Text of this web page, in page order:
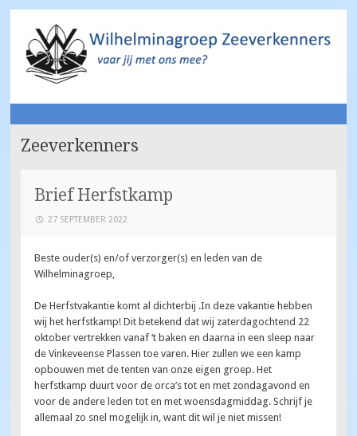
Wilhelminagroep
Zeeverkenners
NAAR
DE
Zeeverkenners
Brief Herfstkamp
27 SEPTEMBER 2022
Beste ouder(s) en/of verzorger(s) en leden van de
Wilhelminagroep,
De Herfstvakantie komt al dichterbij .In deze vakantie hebben
wij het herfstkamp! Dit betekend dat wij zaterdagochtend 22
oktober vertrekken vanaf ‘t baken en daarna in een sleep naar
de Vinkeveense Plassen toe varen. Hier zullen we een kamp
opbouwen met de tenten van onze eigen groep. Het
herfstkamp duurt voor de orca’s tot en met zondagavond en
voor de andere leden tot en met woensdagmiddag. Schrijf je
allemaal zo snel mogelijk in, want dit wil je niet missen!